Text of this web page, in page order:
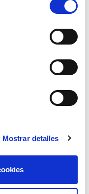
Mostrar detalles
comprar